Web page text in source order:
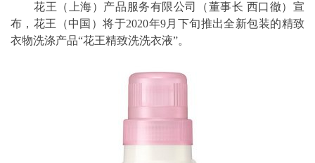
花王（上海）产品服务有限公司（董事长 西口徹）宣
布，花王（中国）将于2020年9月下旬推出全新包装的精致
衣物洗涤产品“花王精致洗洗衣液”。